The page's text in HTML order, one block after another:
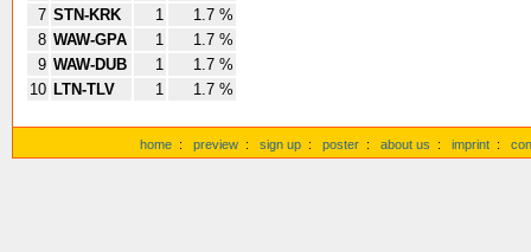
7 STN-KRK 1
1.7 %
8 WAW-GPA 1
1.7 %
9 WAW-DUB 1
1.7 %
10 LTN-TLV 1 1.7 %
home : preview : sign up : poster : about us : imprint :